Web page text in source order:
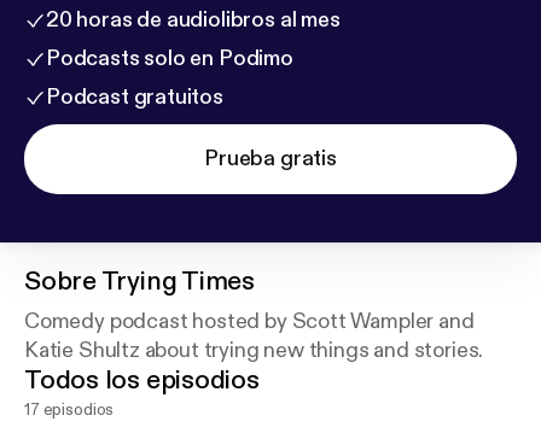
20 horas de audiolibros al mes
Podcasts solo en Podimo
Podcast gratuitos
Prueba gratis
SobreTrying Times
Comedy podcast hosted by Scott Wampler and
Katie Shultz about trying new things and stories.
Todos los episodios
17 episodios